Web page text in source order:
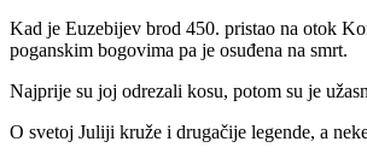
Kad je Euzebijev brod 450. pristao na otok
poganskim bogovima pa je osuđena na smrt.
Najprije su joj odrezali kosu, potom su je
O svetoj Juliji kruže i drugačije legende, a